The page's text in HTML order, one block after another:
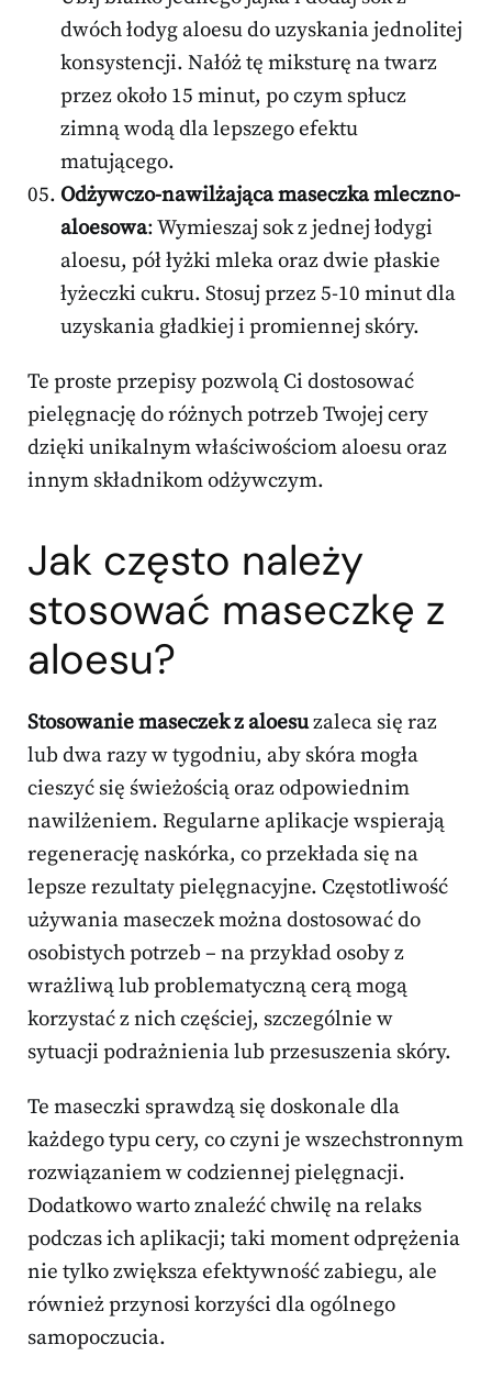
dwóch łodyg aloesu do uzyskania jednolitej
konsystencji. Nałóż tę miksturę na twarz
przez około 15 minut, po czym spłucz
zimną wodą dla lepszego efektu
matującego.
Odżywczo-nawilżająca maseczka mleczno-
aloesowa: Wymieszaj sok z jednej łodygi
aloesu, pół łyżki mleka oraz dwie płaskie
łyżeczki cukru. Stosuj przez 5-10 minut dla
uzyskania gładkiej i promiennej skóry.
Te proste przepisy pozwolą Ci dostosować
pielęgnację do różnych potrzeb Twojej cery
dzięki unikalnym właściwościom aloesu oraz
innym składnikom odżywczym.
Jak często należy
stosować maseczkę z
aloesu?
Stosowanie maseczek z aloesuzaleca się raz
lub dwa razy w tygodniu, aby skóra mogła
cieszyć się świeżością oraz odpowiednim
nawilżeniem. Regularne aplikacje wspierają
regenerację naskórka, co przekłada się na
lepsze rezultaty pielęgnacyjne. Częstotliwość
używania maseczek można dostosować do
osobistych potrzeb – na przykład osoby z
wrażliwą lub problematyczną cerą mogą
korzystać z nich częściej, szczególnie w
sytuacji podrażnienia lub przesuszenia skóry.
Te maseczki sprawdzą się doskonale dla
każdego typu cery, co czyni je wszechstronnym
rozwiązaniem w codziennej pielęgnacji.
Dodatkowo warto znaleźć chwilę na relaks
podczas ich aplikacji; taki moment odprężenia
nie tylko zwiększa efektywność zabiegu, ale
również przynosi korzyści dla ogólnego
samopoczucia.